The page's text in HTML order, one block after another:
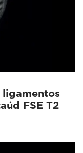
ligamentos
FSE T2